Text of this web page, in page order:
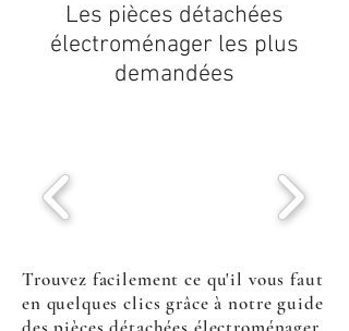
Les pièces détachées
électroménager les plus
demandées
Trouvez facilement ce qu'il vous faut
en quelques clics grâce à notre guide